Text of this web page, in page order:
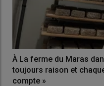
À La ferme du Maras
toujours raison et
compte »